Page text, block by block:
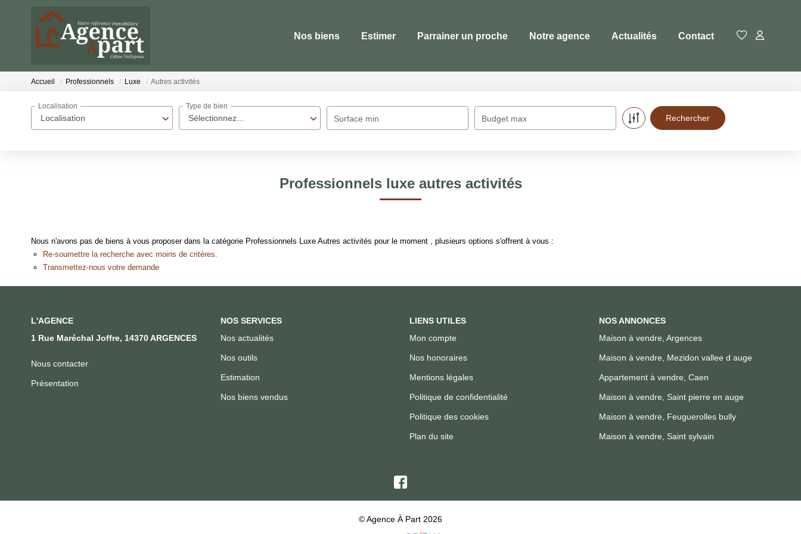
Nos biens Estimer Parrainer un proche Notre agence Actualités Contact
Accueil Professionnels Luxe Autres activités
Localisation
Localisation
Sélectionnez...
Type de bien
Surface min Budget max
Professionnels luxe autres activités
Nous n'avons pas de biens à vous proposer dans la catégorie Professionnels Luxe Autres activités pour le moment , plusieurs options s'offrent à vous :
Re-soumettre la recherche avec moins de critères.
Transmettez-nous votre demande
L'AGENCE
1 Rue Maréchal Joffre, 14370 ARGENCES
Nous contacter
Présentation
NOS SERVICES
Nos actualités
Nos outils
Estimation
Nos biens vendus
LIENS UTILES
Mon compte
Nos honoraires
Mentions légales
Politique de confidentialité
Politique des cookies
Plan du site
NOS ANNONCES
Maison à vendre, Argences
Maison à vendre, Mezidon vallee d auge
Appartement à vendre, Caen
Maison à vendre, Saint pierre en auge
Maison à vendre, Feuguerolles bully
Maison à vendre, Saint sylvain
© Agence À Part 2026